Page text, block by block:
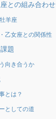
との組み合わせ
羊座
乙女座との関係性
題
向き合うか
とは？
としての道